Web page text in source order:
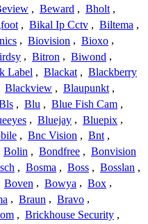
, Beward , Bholt ,
, Bikal Ip Cctv , Biltema ,
, Biovision , Bioxo ,
, Bitron , Biwond ,
Label , Blackat , Blackberry
Blackview , Blaupunkt ,
, Blu , Blue Fish Cam ,
, Bluejay , Bluepix ,
, Bnc Vision , Bnt ,
Bolin , Bondfree , Bonvision
, Bosma , Boss , Bosslan ,
Boven , Bowya , Box ,
, Braun , Bravo ,
, Brickhouse Security ,